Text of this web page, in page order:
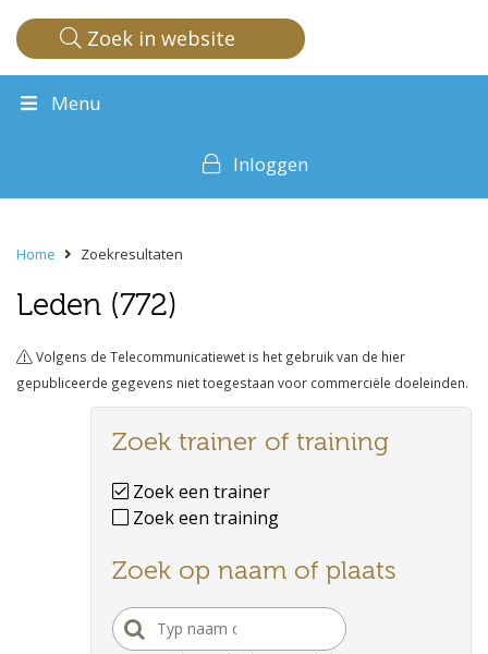
Zoek in website
Menu
Inloggen
Home Zoekresultaten
Leden (772)
Volgens de Telecommunicatiewet is het gebruik van de hier
gepubliceerde gegevens niet toegestaan voor commerciële doeleinden.
Zoek trainer of training
Zoek een trainer
Zoek een training
Zoek op naam of plaats